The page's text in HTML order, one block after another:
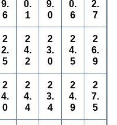
9.
6
0.
1
9.
0
0.
6
2.
7
2
2.
5
2
4.
2
2
3.
0
2
4.
5
2
6.
9
2
4.
0
2
4.
4
2
3.
4
2
4.
9
2
7.
5